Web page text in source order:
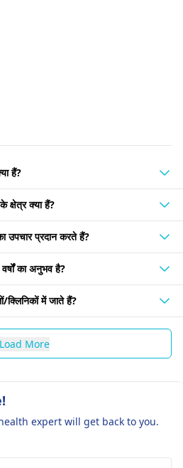
हैं?
क्षेत्र क्या हैं?
उपचार प्रदान करते हैं?
का अनुभव है?
क्लिनिकों में जाते हैं?
Load More
expert will get back to you.